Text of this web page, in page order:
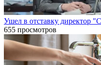
Ушел в отставку директор
655 просмотров